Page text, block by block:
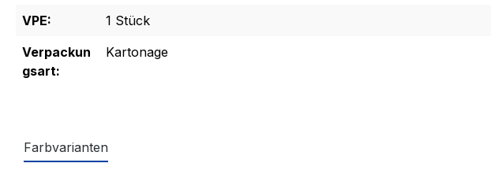
VPE:
1 Stück
Verpackun
gsart:
Kartonage
Farbvarianten